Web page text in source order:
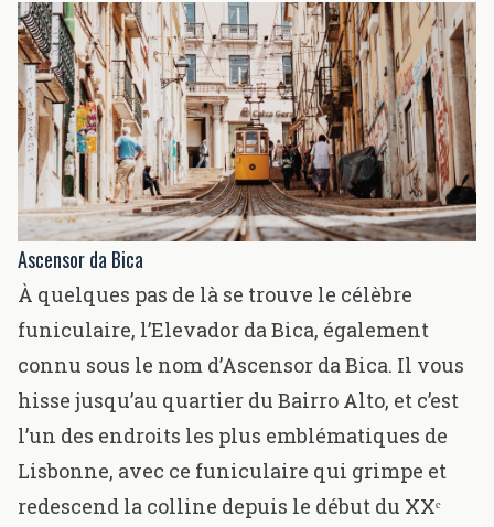
Ascensor da Bica
À quelques pas de là se trouve le célèbre
funiculaire, l’Elevador da Bica, également
connu sous le nom d’Ascensor da Bica. Il vous
hisse jusqu’au quartier du Bairro Alto, et c’est
l’un des endroits les plus emblématiques de
Lisbonne, avec ce funiculaire qui grimpe et
redescend la colline depuis le début du XXᵉ